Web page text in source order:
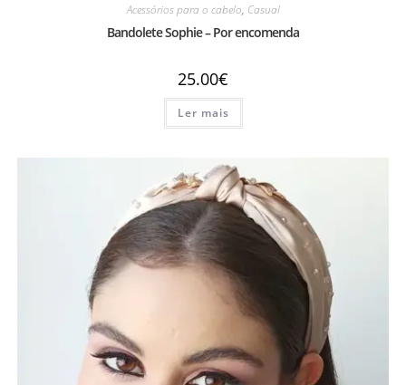
Acessórios para o cabelo, Casual
Bandolete Sophie – Por encomenda
25.00€
Ler mais